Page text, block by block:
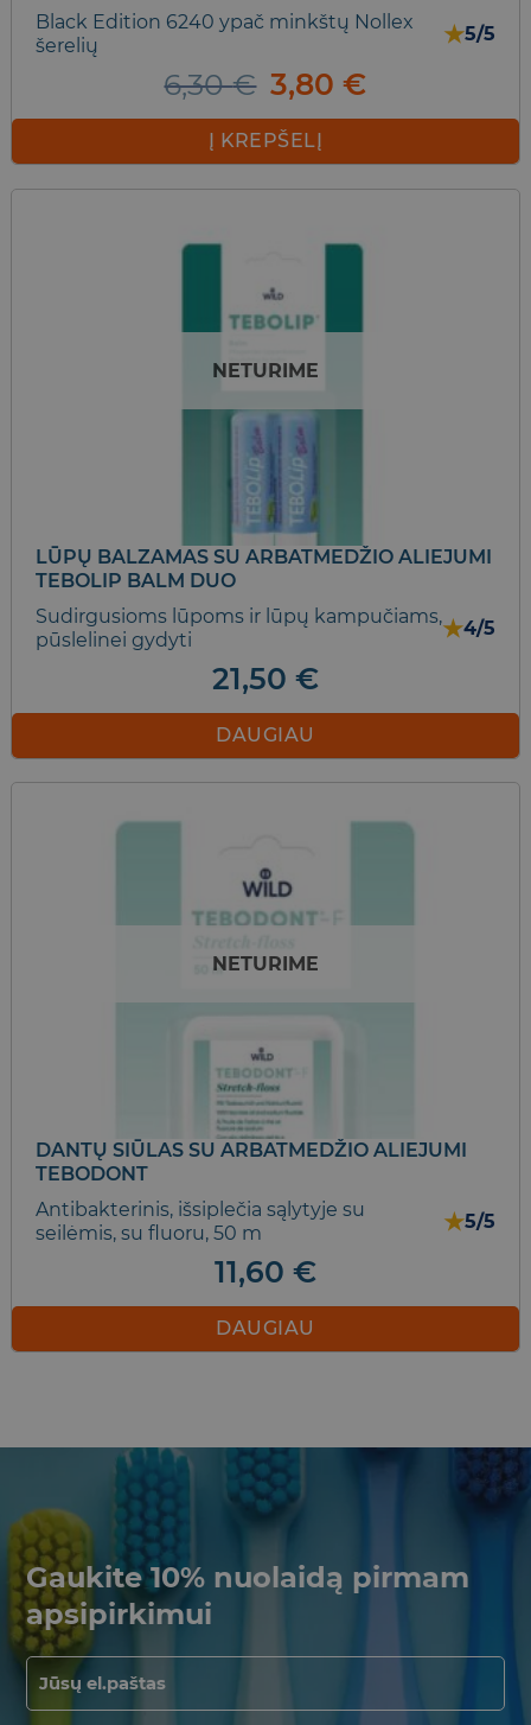
Black Edition 6240 ypač minkštų Nollex
šerelių
★5/5
6,30€ Original
price
was:
6,30 €.
3,80€Current
price
3,80 €.
Į KREPŠELĮ
NETURIME
LŪPŲ BALZAMAS SU ARBATMEDŽIO ALIEJUMI
TEBOLIP BALM DUO
Sudirgusioms lūpoms ir lūpų kampučiams,
pūslelinei gydyti
★4/5
21,50 €
DAUGIAU
NETURIME
DANTŲ SIŪLAS SU ARBATMEDŽIO ALIEJUMI
TEBODONT
Antibakterinis, išsiplečia sąlytyje su
seilėmis, su fluoru, 50 m
★5/5
11,60 €
DAUGIAU
Gaukite 10% nuolaidą pirmam
apsipirkimui